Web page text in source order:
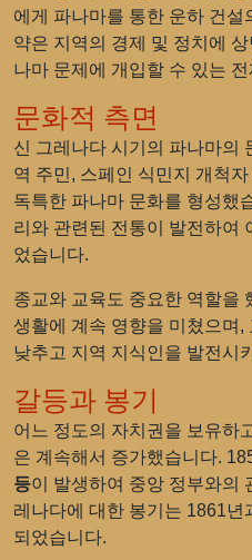
에게 파나마를 통한 운하 건
약은 지역의 경제 및 정치에
나마 문제에 개입할 수 있는
문화적 측면
신 그레나다 시기의 파나마의
역 주민, 스페인 식민지 개척
독특한 파나마 문화를 형성했
리와 관련된 전통이 발전하여
었습니다.
종교와 교육도 중요한 역할을
생활에 계속 영향을 미쳤으며
낮추고 지역 지식인을 발전시
갈등과 봉기
어느 정도의 자치권을 보유하
은 계속해서 증가했습니다.
등이 발생하여 중앙 정부와의
레나다에 대한 봉기는 1861
되었습니다.